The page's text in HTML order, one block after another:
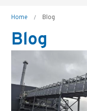
Kruimelpad
Home Blog
Blog